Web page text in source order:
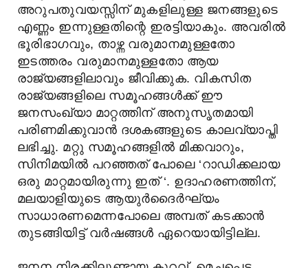
അറുപതുവയസ്സിന് മുകളിലുള്ള ജനങ്ങളുടെ
എണ്ണം ഇന്നുള്ളതിന്റെ ഇരട്ടിയാകും. അവരിൽ
ഭൂരിഭാഗവും, താഴ്ന്ന വരുമാനമുള്ളതോ
ഇടത്തരം വരുമാനമുള്ളതോ ആയ
രാജ്യങ്ങളിലാവും ജീവിക്കുക. വികസിത
രാജ്യങ്ങളിലെ സമൂഹങ്ങൾക്ക് ഈ
ജനസംഖ്യാ മാറ്റത്തിന് അനുസൃതമായി
പരിണമിക്കുവാൻ ദശകങ്ങളുടെ കാലവ്യാപ്തി
ലഭിച്ചു. മറ്റു സമൂഹങ്ങളിൽ മിക്കവാറും,
സിനിമയിൽ പറഞ്ഞത് പോലെ ‘റാഡിക്കലായ
ഒരു മാറ്റമായിരുന്നു ഇത് ‘. ഉദാഹരണത്തിന്,
മലയാളിയുടെ ആയുർദൈർഘ്യം
സാധാരണമെന്നപോലെ അമ്പത് കടക്കാൻ
തുടങ്ങിയിട്ട് വർഷങ്ങൾ ഏറെയായിട്ടില്ല.